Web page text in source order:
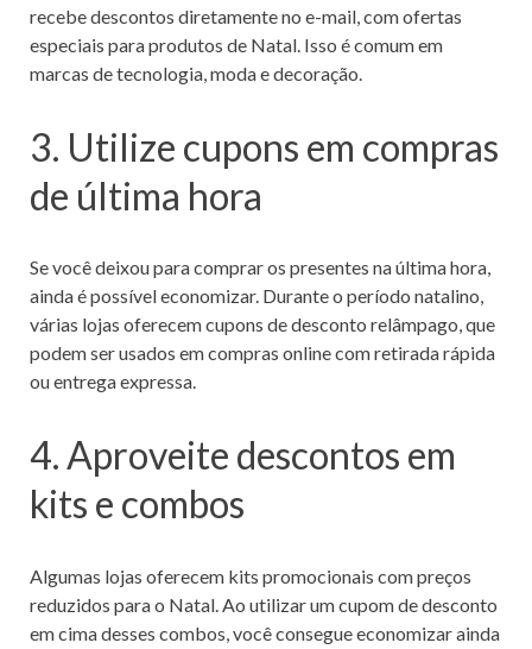
recebe descontos diretamente no e-mail, com ofertas
especiais para produtos de Natal. Isso é comum em
marcas de tecnologia, moda e decoração.
3. Utilize cupons em compras
de última hora
Se você deixou para comprar os presentes na última hora,
ainda é possível economizar. Durante o período natalino,
várias lojas oferecem cupons de desconto relâmpago, que
podem ser usados em compras online com retirada rápida
ou entrega expressa.
4. Aproveite descontos em
kits e combos
Algumas lojas oferecem kits promocionais com preços
reduzidos para o Natal. Ao utilizar um cupom de desconto
em cima desses combos, você consegue economizar ainda